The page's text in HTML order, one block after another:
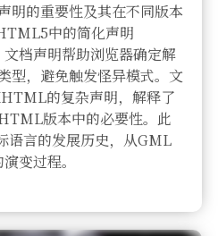
明的重要性及其在不同版本
中的简化声明
档声明帮助浏览器确定解
型，避免触发怪异模式。文
的复杂声明，解释了
版本中的必要性。此
语言的发展历史，从GML
变过程。